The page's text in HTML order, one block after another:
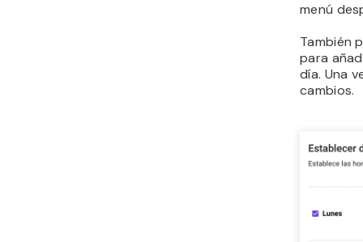
menú
También
para
día. Una
cambios.